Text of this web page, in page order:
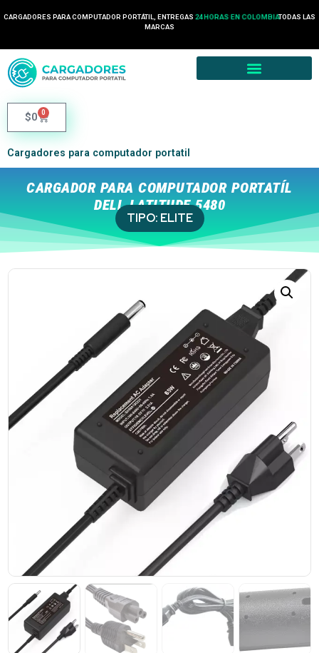
CARGADORES PARA COMPUTADOR PORTÁTIL, ENTREGAS 24 HORAS EN COLOMBIATODAS LAS
MARCAS
$0 0
Cargadores para computador portatil
CARGADOR PARA COMPUTADOR PORTATÍL
DELL LATITUDE 5480
TIPO: ELITE